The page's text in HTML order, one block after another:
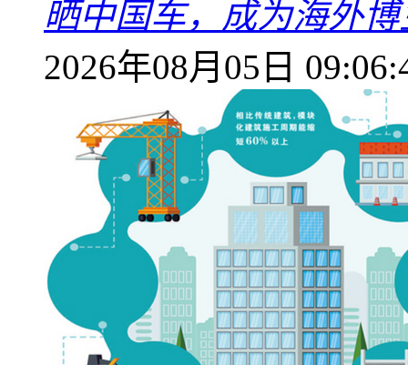
晒中国车，成为海外
2026年08月05日